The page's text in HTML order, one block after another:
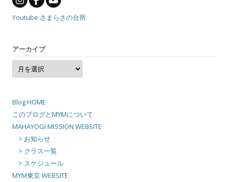
Youtube さまらさの台所
アーカイブ
ア
ー
カ
Blog HOME
このブログとMYMについて
MAHAYOGI MISSION WEBSITE
> お知らせ
> クラス一覧
> スケジュール
MYM東京 WEBSITE